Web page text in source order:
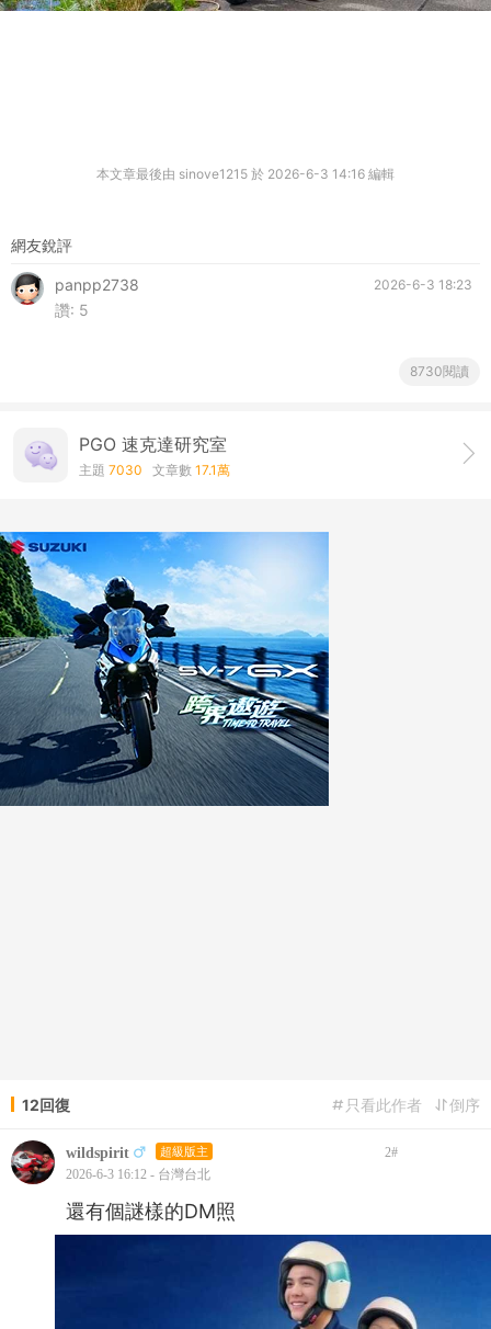
本文章最後由 sinove1215 於 2026-6-3 14:16 編輯
網友銳評
2026-6-3 18:23
panpp2738
讚: 5
8730閱讀
PGO 速克達研究室
主題 7030 文章數 17.1萬
12回復 倒序
只看此作者
wildspirit 超級版主 2#
2026-6-3 16:12 - 台灣台北
還有個謎樣的DM照